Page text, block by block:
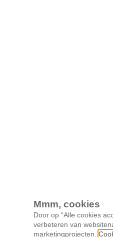
Mmm, cookies
Door op “Alle cookies
verbeteren van
marketingprojecten.